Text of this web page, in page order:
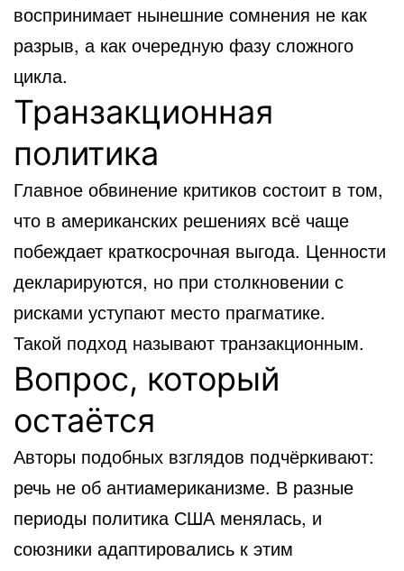
воспринимает нынешние сомнения не как
разрыв, а как очередную фазу сложного
цикла.
Транзакционная
политика
Главное обвинение критиков состоит в том,
что в американских решениях всё чаще
побеждает краткосрочная выгода. Ценности
декларируются, но при столкновении с
рисками уступают место прагматике.
Такой подход называют транзакционным.
Вопрос, который
остаётся
Авторы подобных взглядов подчёркивают:
речь не об антиамериканизме. В разные
периоды политика США менялась, и
союзники адаптировались к этим